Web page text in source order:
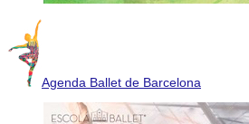
Agenda Ballet de Barcelona